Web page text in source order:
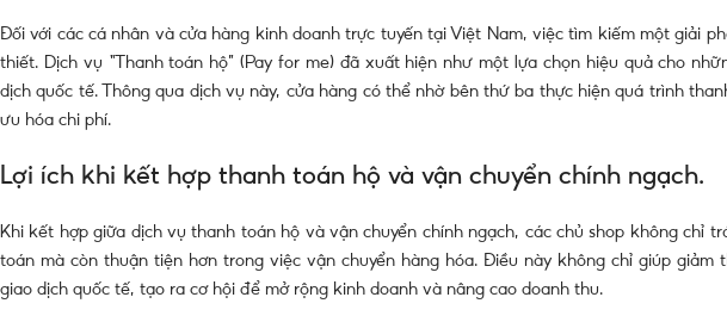
Đối với các cá nhân và cửa hàng kinh doanh trực tuyến tại Việt Nam, việc tìm kiếm một giải
thiết. Dịch vụ “Thanh toán hộ” (Pay for me) đã xuất hiện như một lựa chọn hiệu quả cho
dịch quốc tế. Thông qua dịch vụ này, cửa hàng có thể nhờ bên thứ ba thực hiện quá trình
ưu hóa chi phí.
Lợi ích khi kết hợp thanh toán hộ và vận chuyển chính ngạch.
Khi kết hợp giữa dịch vụ thanh toán hộ và vận chuyển chính ngạch, các chủ shop không chỉ
toán mà còn thuận tiện hơn trong việc vận chuyển hàng hóa. Điều này không chỉ giúp giảm
giao dịch quốc tế, tạo ra cơ hội để mở rộng kinh doanh và nâng cao doanh thu.